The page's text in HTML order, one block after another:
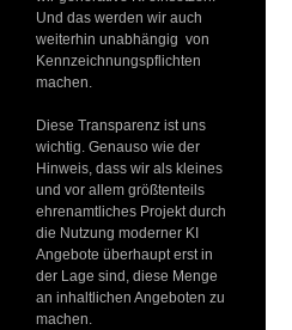
Und das werden wir auch
weiterhin unabhängig von
Kennzeichnungspflichten
machen.
Diese Transparenz ist uns
wichtig. Genauso wie der
Hinweis, dass wir als kleines
und vor allem größtenteils
ehrenamtliches Projekt durch
die Nutzung moderner KI
Angebote überhaupt erst in
der Lage sind, diese Menge
an inhaltlichen Angeboten zu
machen.